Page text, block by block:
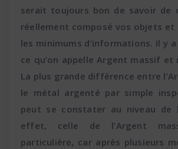
serait toujours bon de savoir de
réellement composé vos objets et
les minimums d’informations. Il y
ce qu’on appelle Argent massif
La plus grande différence entre
le métal argenté par simple
peut se constater au niveau de
effet, celle de l’Argent
particulière, car après plusieurs